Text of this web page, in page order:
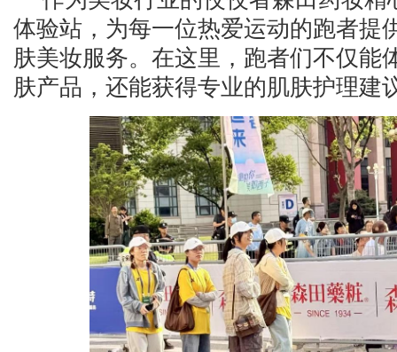
体验站，为每一位热爱运动的跑者提
肤美妆服务。在这里，跑者们不仅能
肤产品，还能获得专业的肌肤护理建